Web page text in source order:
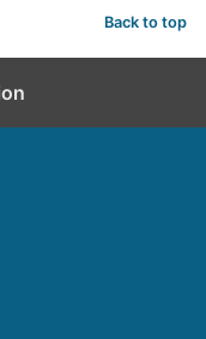
Back to top